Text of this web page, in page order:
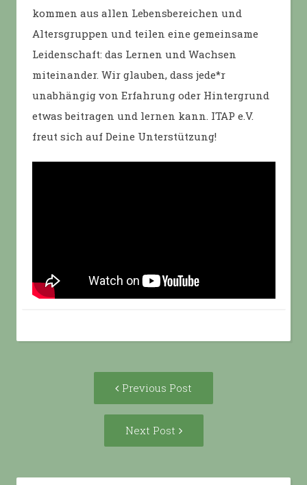
kommen aus allen Lebensbereichen und
Altersgruppen und teilen eine gemeinsame
Leidenschaft: das Lernen und Wachsen
miteinander. Wir glauben, dass jede*r
unabhängig von Erfahrung oder Hintergrund
etwas beitragen und lernen kann. ITAP e.V.
freut sich auf Deine Unterstützung!
Previous Post
post:
Next Post
Post: